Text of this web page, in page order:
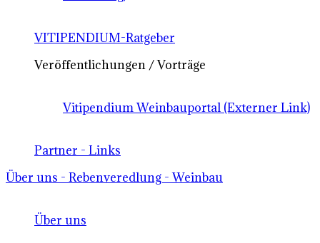
VITIPENDIUM-Ratgeber
Veröffentlichungen / Vorträge
Vitipendium Weinbauportal (Externer Link)
Partner - Links
Über uns - Rebenveredlung - Weinbau
Über uns